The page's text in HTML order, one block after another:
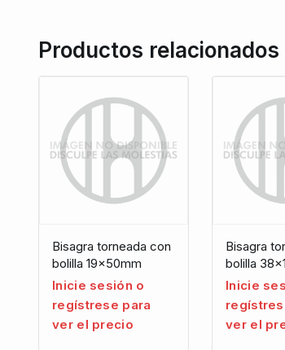
Productos relacionados
Bisagra torneada con
bolilla 19x50mm
Inicie sesión o
regístrese para
ver el precio
Bisagra
bolilla
Inicie
ver el